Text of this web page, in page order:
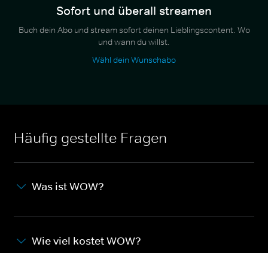
Sofort und überall streamen
Buch dein Abo und stream sofort deinen Lieblingscontent. Wo
und wann du willst.
Wähl dein Wunschabo
Häufig gestellte Fragen
Was ist WOW?
Wie viel kostet WOW?